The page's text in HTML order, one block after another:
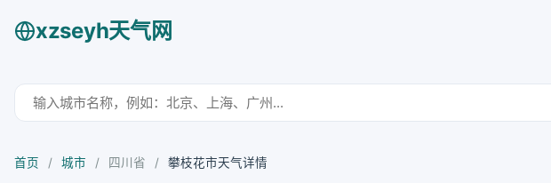
xzseyh天气网
首页 / 城市 / 四川省 / 攀枝花市天气详情